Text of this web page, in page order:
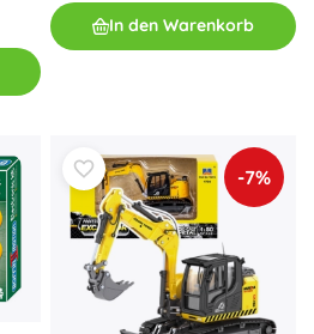
In den Warenkorb
-7%